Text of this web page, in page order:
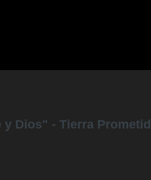
y Dios" - Tierra